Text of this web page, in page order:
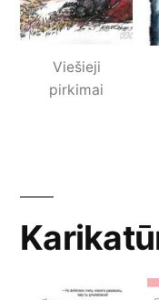
Viešieji
pirkimai